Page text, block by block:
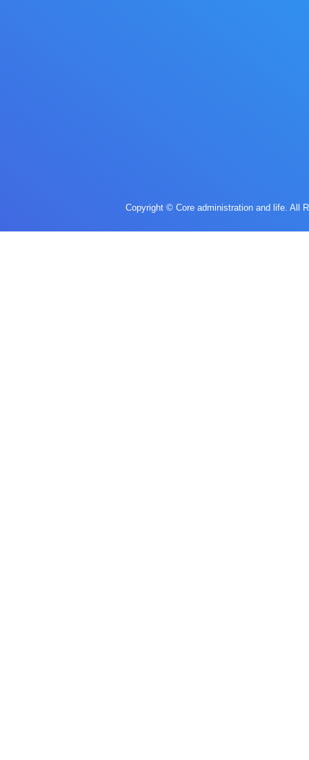
Copyright © Core administration and life. All